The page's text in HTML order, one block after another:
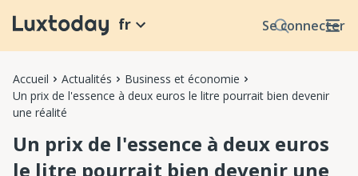
Se connecter
fr
Accueil Actualités
Business et économie
Un prix de l'essence à deux euros le litre pourrait bien devenir
une réalité
Un prix de l'essence à deux euros
le litre pourrait bien devenir une